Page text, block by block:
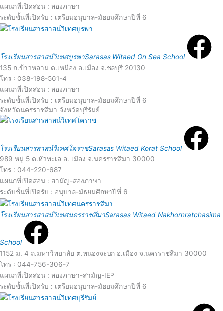
e
e
แผนกที่เปิดสอน : สองภาษา
ระดับชั้นที่เปิดรับ : เตรียมอนุบาล-มัธยมศึกษาปีที่ 6
โรงเรียนสารสาสน์วิเทศบูรพาSarasas Witaed On Sea School
R
e
M
o
e
135 ถ.ข้าวหลาม ต.เหมือง อ.เมือง จ.ชลบุรี 20130
โทร : 038-198-561-4
แผนกที่เปิดสอน : สองภาษา
ระดับชั้นที่เปิดรับ : เตรียมอนุบาล-มัธยมศึกษาปีที่ 6
จังหวัดนครราชสีมา จังหวัดบุรีรัมย์
โรงเรียนสารสาสน์วิเทศโคราชSarasas Witaed Korat School
R
e
M
o
e
989 หมู่ 5 ต.หัวทะเล อ. เมือง จ.นครราชสีมา 30000
โทร : 044-220-687
แผนกที่เปิดสอน : สามัญ-สองภาษา
ระดับชั้นที่เปิดรับ : อนุบาล-มัธยมศึกษาปีที่ 6
โรงเรียนสารสาสน์วิเทศนครราชสีมาSarasas Witaed Nakhornratchasima
School
R
e
a
d
1152 ม. 4 ถ.มหาวิทยาลัย ต.หนองจะบก อ.เมือง จ.นครราชสีมา 30000
โทร : 044-756-306-7
แผนกที่เปิดสอน : สองภาษา-สามัญ-IEP
ระดับชั้นที่เปิดรับ : เตรียมอนุบาล-มัธยมศึกษาปีที่ 6
R